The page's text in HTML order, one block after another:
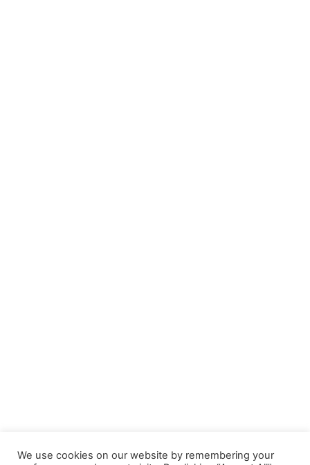
We use cookies on our website by remembering your